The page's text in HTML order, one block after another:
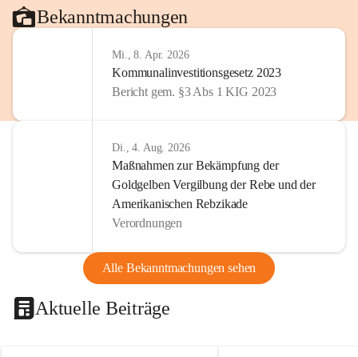
Bekanntmachungen
Mi., 8. Apr. 2026
Kommunalinvestitionsgesetz 2023
Bericht gem. §3 Abs 1 KIG 2023
Di., 4. Aug. 2026
Maßnahmen zur Bekämpfung der
Goldgelben Vergilbung der Rebe und der
Amerikanischen Rebzikade
Verordnungen
Alle Bekanntmachungen sehen
Aktuelle Beiträge